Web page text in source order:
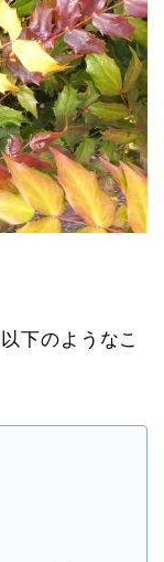
下のようなこ